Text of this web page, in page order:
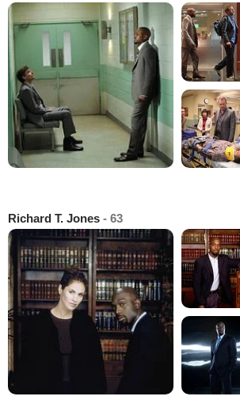
Richard T. Jones - 63